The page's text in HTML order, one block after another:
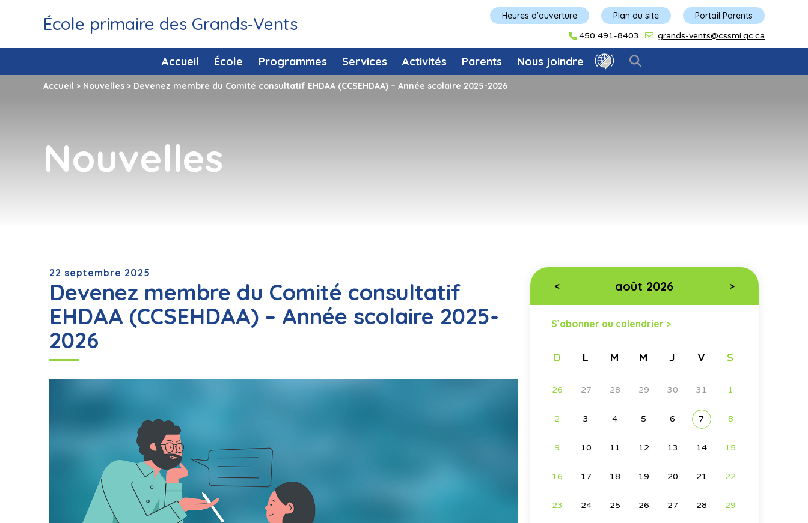
École primaire des Grands‑Vents Plan du site Portail Parents
Heures d'ouverture
450 491-8403 grands-vents@cssmi.qc.ca
Accueil École Programmes Services Activités Parents Nous joindre
Accueil > Nouvelles > Devenez membre du Comité consultatif EHDAA (CCSEHDAA) – Année scolaire 2025-2026
Nouvelles
22 septembre 2025
Devenez membre du Comité consultatif
EHDAA (CCSEHDAA) – Année scolaire 2025-
2026
< août 2026 >
S’abonner au calendrier >
D L M M J V S
26 27 28 29 30 31 1
2 3 4 5 6 7 8
9 10 11 12 13 14 15
16 17 18 19 20 21 22
23 24 25 26 27 28 29